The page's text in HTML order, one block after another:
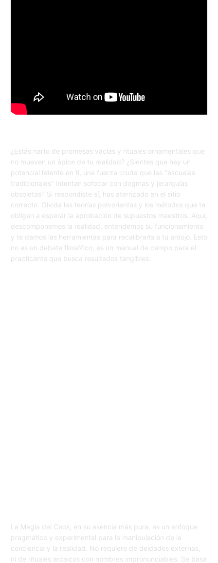
¿Estás harto de promesas vacías y rituales ornamentales que
no mueven un ápice de tu realidad? ¿Sientes que hay un
potencial latente en ti, una fuerza cruda que las "escuelas
tradicionales" intentan sofocar con dogmas y jerarquías
obsoletas? Si respondiste sí, has aterrizado en el sitio
correcto. Olvida las teorías polvorientas y los métodos que te
obligan a esperar la aprobación de supuestos maestros. Aquí,
descomponemos la realidad, entendemos su funcionamiento
y te damos las herramientas para recalibrarla a tu antojo. Esto
no es un debate filosófico; es un manual de campo para el
practicante que busca resultados tangibles.
La Magia del Caos, en su esencia más pura, es un enfoque
pragmático y experimental para la manipulación de la
conciencia y la realidad. No requiere de deidades externas,
ni de rituales arcaicos con nombres impronunciables. Se basa